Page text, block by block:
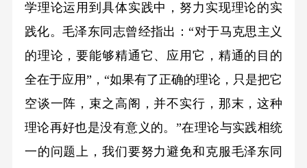
学理论运用到具体实践中，努力实现理论的实
践化。毛泽东同志曾经指出：“对于马克思主义
的理论，要能够精通它、应用它，精通的目的
全在于应用”，“如果有了正确的理论，只是把它
空谈一阵，束之高阁，并不实行，那末，这种
理论再好也是没有意义的。”在理论与实践相统
一的问题上，我们要努力避免和克服毛泽东同